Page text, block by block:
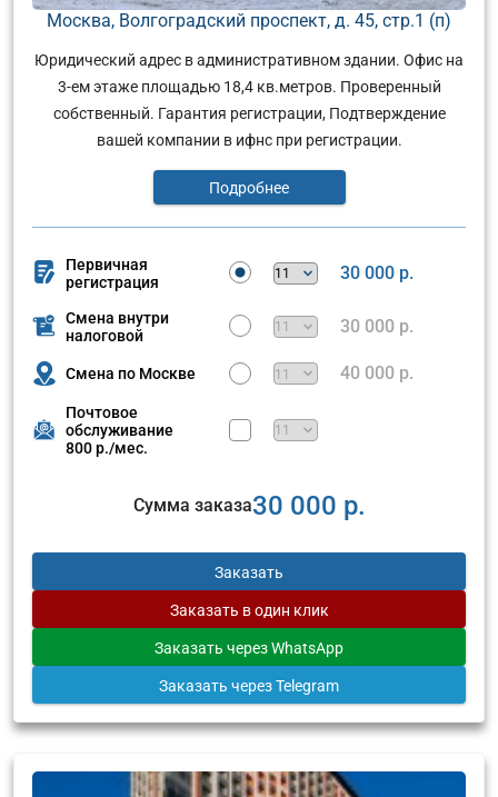
Москва, Волгоградский проспект, д. 45, стр.1 (п)
Юридический адрес в административном здании. Офис на
3-ем этаже площадью 18,4 кв.метров. Проверенный
собственный. Гарантия регистрации, Подтверждение
вашей компании в ифнс при регистрации.
Подробнее
Первичная
регистрация
30 000 р.
Смена внутри
налоговой
30 000 р.
Смена по Москве 40 000 р.
Почтовое
обслуживание
800 р./мес.
Сумма заказа30 000 р.
Заказать
Заказать в один клик
Заказать через WhatsApp
Заказать через Telegram